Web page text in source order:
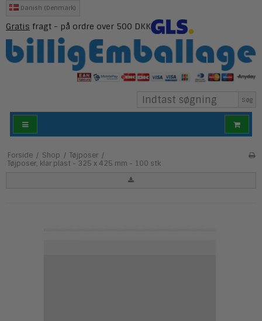
Danish (Denmark)
Gratis fragt - på ordre over 500 DKK
Søg
Forside / Shop / Tøjposer /
Tøjposer, klar plast - 325 x 425 mm - 100 stk